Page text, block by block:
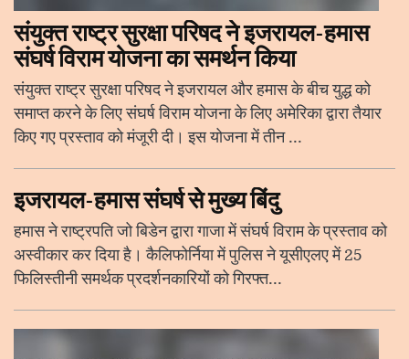
संयुक्त राष्ट्र सुरक्षा परिषद ने इजरायल-हमास
संघर्ष विराम योजना का समर्थन किया
संयुक्त राष्ट्र सुरक्षा परिषद ने इजरायल और हमास के बीच युद्ध को
समाप्त करने के लिए संघर्ष विराम योजना के लिए अमेरिका द्वारा तैयार
किए गए प्रस्ताव को मंजूरी दी। इस योजना में तीन ...
इजरायल-हमास संघर्ष से मुख्य बिंदु
हमास ने राष्ट्रपति जो बिडेन द्वारा गाजा में संघर्ष विराम के प्रस्ताव को
अस्वीकार कर दिया है। कैलिफोर्निया में पुलिस ने यूसीएलए में 25
फिलिस्तीनी समर्थक प्रदर्शनकारियों को गिरफ्त...